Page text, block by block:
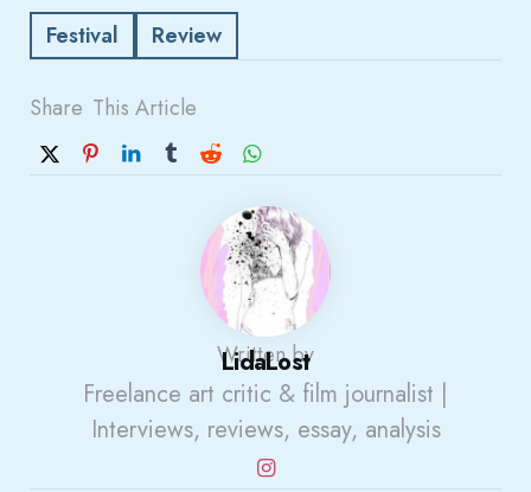
Festival Review
Share This Article
Written by
LidaLost
Freelance art critic & film journalist |
Interviews, reviews, essay, analysis